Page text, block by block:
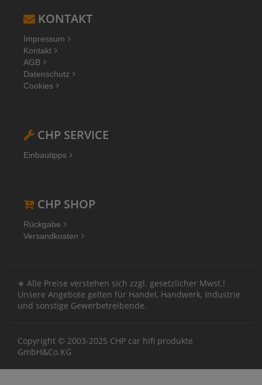
KONTAKT
Impressum
Kontakt
AGB
Datenschutz
Cookies
CHP SERVICE
Einbautipps
CHP SHOP
Rückgabe
Versandkosten
∗ Alle Preise verstehen sich zzgl. gesetzlicher Mwst.!
Unsere Angebote gelten für Handel, Handwerk, Industrie
und sonstige Gewerbetreibende.
Copyright © 2003-2025 CHP car hifi produkte
GmbH&Co.KG